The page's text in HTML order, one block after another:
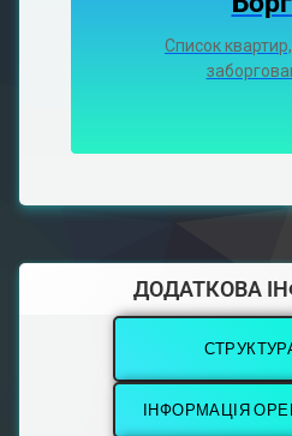
Список
ДОДАТКОВА
ІНФОРМАЦІЯ